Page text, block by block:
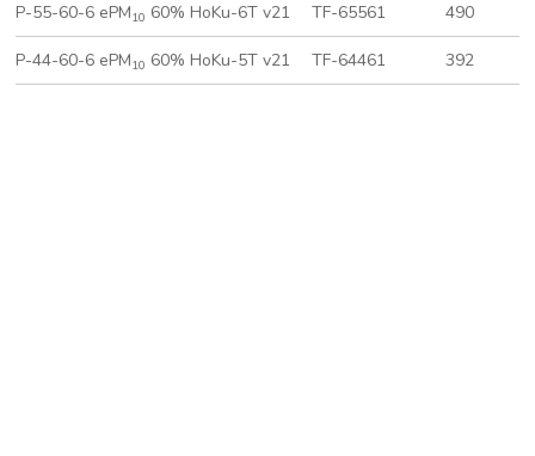
P-55-60-6 ePM10 60% HoKu-6T v21 TF-65561 490
P-44-60-6 ePM10 60% HoKu-5T v21 TF-64461 392